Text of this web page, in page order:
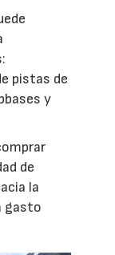
pistas de
y
de
la
gasto